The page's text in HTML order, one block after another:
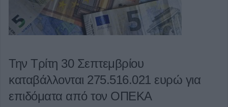
Την Τρίτη 30 Σεπτεμβρίου
καταβάλλονται 275.516.021 ευρώ για
επιδόματα από τον ΟΠΕΚΑ